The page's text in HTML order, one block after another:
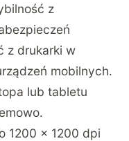
z
z drukarki w
mobilnych.
lub tabletu
1200 × 1200 dpi